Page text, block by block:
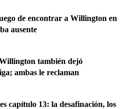
de encontrar a Willington en
ausente
también dejó
ambas le reclaman
capítulo 13: la desafinación, los